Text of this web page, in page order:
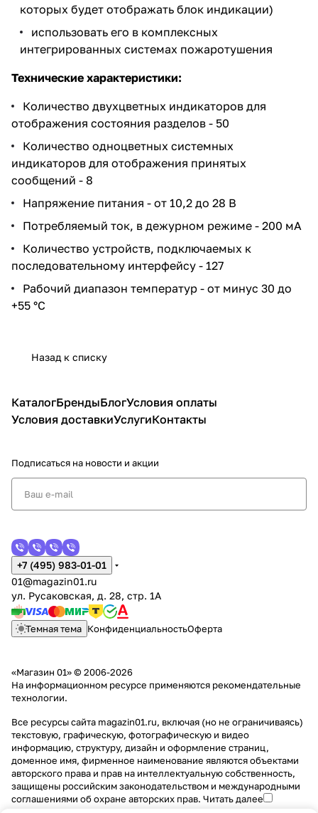
которых будет отображать блок индикации)
использовать его в комплексных
интегрированных системах пожаротушения
Технические характеристики:
Количество двухцветных индикаторов для
отображения состояния разделов - 50
Количество одноцветных системных
индикаторов для отображения принятых
сообщений - 8
Напряжение питания - от 10,2 до 28 В
Потребляемый ток, в дежурном режиме - 200 мА
Количество устройств, подключаемых к
последовательному интерфейсу - 127
Рабочий диапазон температур - от минус 30 до
+55 °С
Назад к списку
КаталогБрендыБлогУсловия оплаты
Условия доставкиУслугиКонтакты
Подписаться на новости и акции
+7 (495) 983-01-01
01@magazin01.ru
ул. Русаковская, д. 28, стр. 1А
Темная тема КонфиденциальностьОферта
«Магазин 01» © 2006-2026
На информационном ресурсе применяются рекомендательные
технологии.
Все ресурсы сайта magazin01.ru, включая (но не ограничиваясь)
текстовую, графическую, фотографическую и видео
информацию, структуру, дизайн и оформление страниц,
доменное имя, фирменное наименование являются объектами
авторского права и прав на интеллектуальную собственность,
защищены российским законодательством и международными
соглашениями об охране авторских прав. Читать далее